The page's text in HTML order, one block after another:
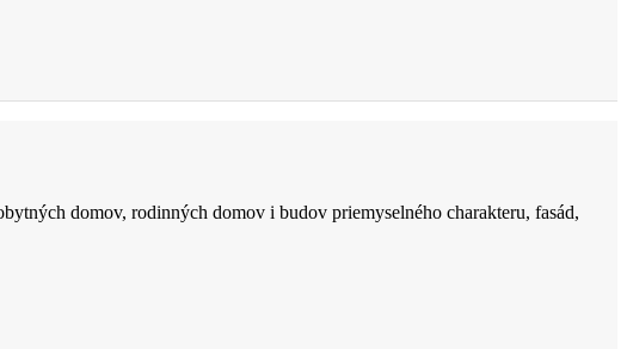
domov, rodinných domov i budov priemyselného charakteru, fasád,